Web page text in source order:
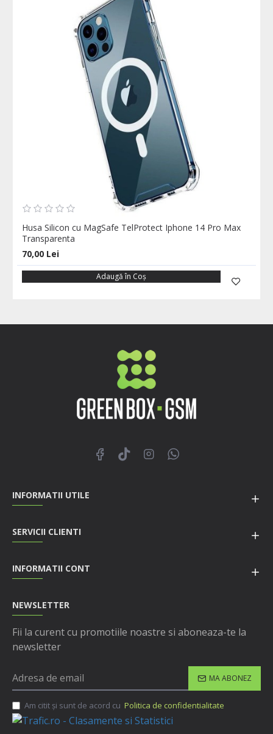
Husa Silicon cu MagSafe TelProtect Iphone 14 Pro Max
Transparenta
70,00 Lei
Adaugă în Coş
INFORMATII UTILE
SERVICII CLIENTI
INFORMATII CONT
NEWSLETTER
Fii la curent cu promotiile noastre si aboneaza-te la
newsletter
MA ABONEZ
Am citit şi sunt de acord cu Politica de confidentialitate